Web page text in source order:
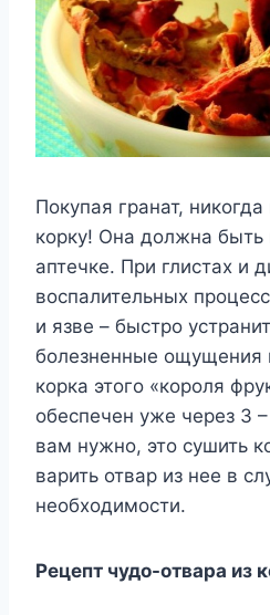
Покупая гранат,
корку! Она должна
аптечке. При глистах и
воспалительных
и язве – быстро
болезненные ощущения
корка этого «короля
обеспечен уже через 3
вам нужно, это сушить
варить отвар из нее в
необходимости.
Рецепт чудо-отвара из